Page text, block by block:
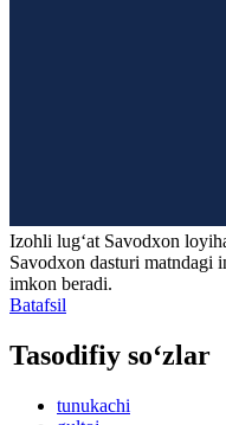
Izohli lugʻat Savodxon
Savodxon dasturi matndagi
imkon beradi.
Batafsil
Tasodifiy so‘zlar
tunukachi